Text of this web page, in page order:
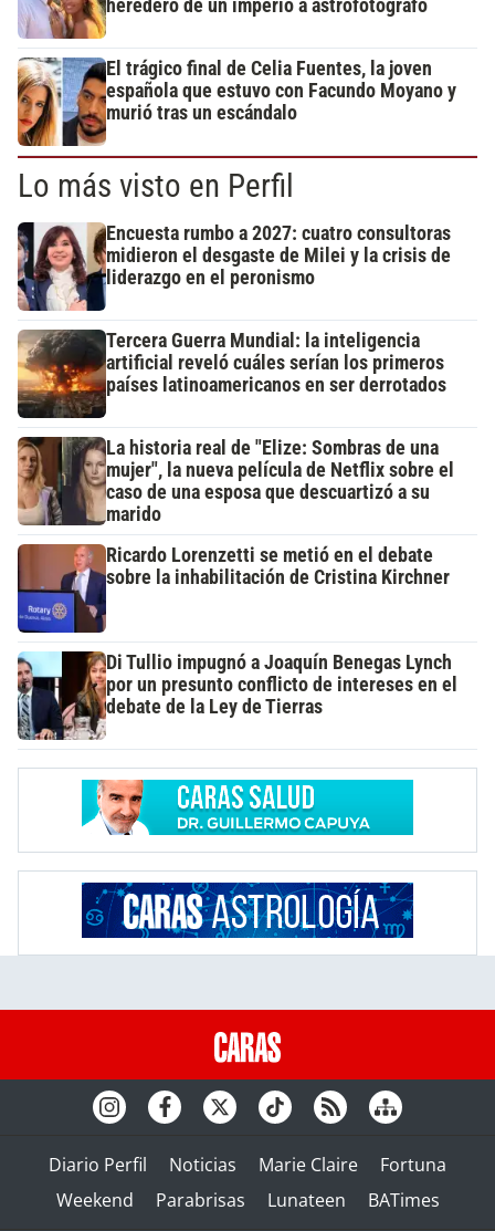
heredero de un imperio a astrofotógrafo
El trágico final de Celia Fuentes, la joven
española que estuvo con Facundo Moyano y
murió tras un escándalo
Lo más visto en Perfil
Encuesta rumbo a 2027: cuatro consultoras
midieron el desgaste de Milei y la crisis de
liderazgo en el peronismo
Tercera Guerra Mundial: la inteligencia
artificial reveló cuáles serían los primeros
países latinoamericanos en ser derrotados
La historia real de "Elize: Sombras de una
mujer", la nueva película de Netflix sobre el
caso de una esposa que descuartizó a su
marido
Ricardo Lorenzetti se metió en el debate
sobre la inhabilitación de Cristina Kirchner
Di Tullio impugnó a Joaquín Benegas Lynch
por un presunto conflicto de intereses en el
debate de la Ley de Tierras
Diario Perfil Noticias Marie Claire
Fortuna
Weekend
Parabrisas Lunateen BATimes